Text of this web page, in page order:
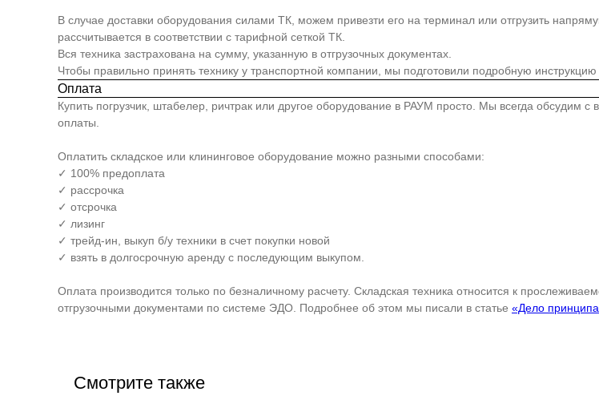
В случае доставки оборудования силами ТК, можем привезти его на терминал или отгрузить
рассчитывается в соответствии с тарифной сеткой ТК.
Вся техника застрахована на сумму, указанную в отгрузочных документах.
Чтобы правильно принять технику у транспортной компании, мы подготовили подробную инструкцию
Оплата
Купить погрузчик, штабелер, ричтрак или другое оборудование в РАУМ просто. Мы всегда обсудим
оплаты.
Оплатить складское или клининговое оборудование можно разными способами:
✓ 100% предоплата
✓ рассрочка
✓ отсрочка
✓ лизинг
✓ трейд-ин, выкуп б/у техники в счет покупки новой
✓ взять в долгосрочную аренду с последующим выкупом.
Оплата производится только по безналичному расчету. Складская техника относится к
отгрузочными документами по системе ЭДО. Подробнее об этом мы писали в статье «Дело
Смотрите также